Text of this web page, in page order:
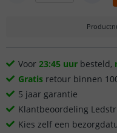
Voor 23:45 uur besteld,
Gratis retour binnen
5 jaar garantie
Klantbeoordeling
Kies zelf een